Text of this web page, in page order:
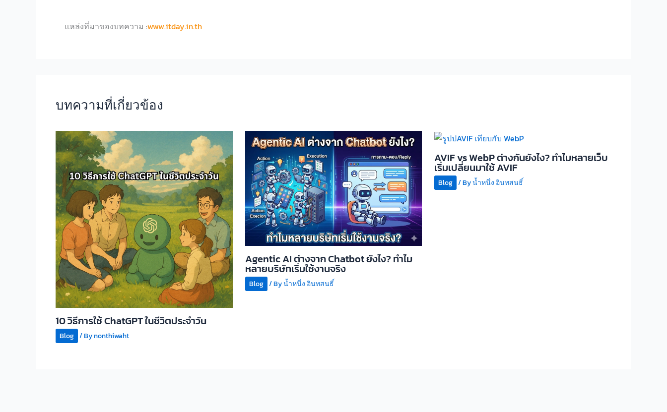
แหล่งที่มาของบทความ :www.itday.in.th
บทความที่เกี่ยวข้อง
10 วิธีการใช้ ChatGPT ในชีวิตประจำวัน
Blog / Bynonthiwaht
Agentic AI ต่างจาก Chatbot ยังไง? ทำไม
หลายบริษัทเริ่มใช้งานจริง
Blog / Byน้ำหนึ่ง อินทสนธิ์
AVIF vs WebP ต่างกันยังไง? ทำไมหลายเว็บ
เริ่มเปลี่ยนมาใช้ AVIF
Blog / Byน้ำหนึ่ง อินทสนธิ์